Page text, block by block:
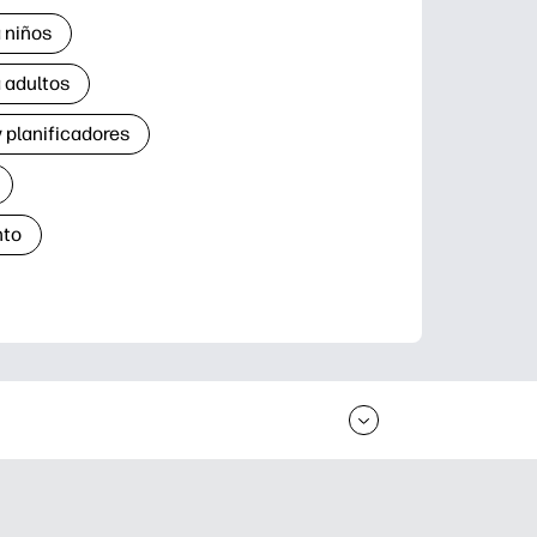
niños
adultos
planificadores